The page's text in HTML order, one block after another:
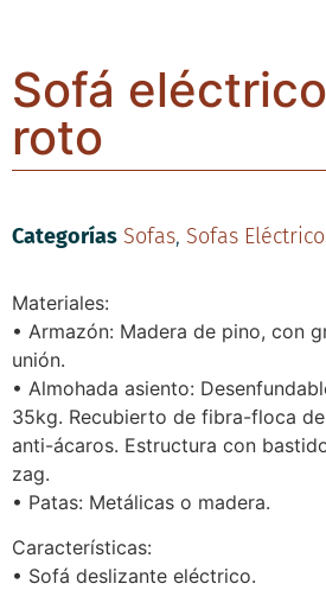
Sofá
roto
Categorías Sofas, Sofas
Materiales:
• Armazón: Madera de pino, con
unión.
• Almohada asiento:
35kg. Recubierto de fibra-floca
anti-ácaros. Estructura con
zag.
• Patas: Metálicas o madera.
Características:
• Sofá deslizante eléctrico.